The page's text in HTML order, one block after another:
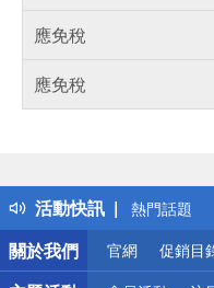
應免稅
應免稅
活動快訊
得獎公告
熱門話題
銀行優惠
偏遠地區配
詐騙網頁！
關於我們
官網 促銷目